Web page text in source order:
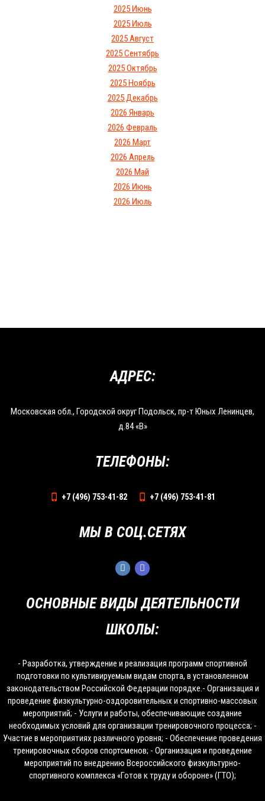
2025 Июнь
2025 Июль
2025 Август
2025 Сентябрь
2025 Октябрь
2025 Ноябрь
2025 Декабрь
2026 Январь
2026 Февраль
2026 Март
2026 Апрель
2026 Май
2026 Июнь
2026 Июль
ОСНОВНЫЕ ВИДЫ ДЕЯТЕЛЬНОСТИ
ШКОЛЫ:
- Разработка, утверждение и реализация программ спортивной
подготовки по культивируемым видам спорта, в установленном
законодательством Российской Федерации порядке.- Организация и
проведение физкультурно-оздоровительных и спортивно-массовых
мероприятий; - Услуги и работы, обеспечивающие создание
необходимых условий для организации тренировочного процесса; -
Участие в мероприятиях различного уровня; - Обеспечение проведения
тренировочных сборов спортсменов; - Организация и проведение
мероприятий по внедрению Всероссийского физкультурно-
спортивного комплекса «Готов к труду и обороне» (ГТО);
АДРЕС:
Московская обл., Городской округ Подольск, пр-т Юных Ленинцев,
д.84 «В»
ТЕЛЕФОНЫ:
+7 (496) 753-41-82 +7 (496) 753-41-81
МЫ В СОЦ.СЕТЯХ